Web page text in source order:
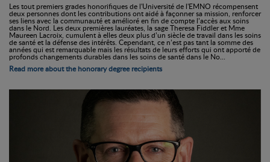
Les tout premiers grades honorifiques de l'Université de l'EMNO récompensent
deux personnes dont les contributions ont aidé à façonner sa mission, renforcer
ses liens avec la communauté et amélioré en fin de compte l’accès aux soins
dans le Nord. Les deux premières lauréates, la sage Theresa Fiddler et Mme
Maureen Lacroix, cumulent à elles deux plus d’un siècle de travail dans les soins
de santé et la défense des intérêts. Cependant, ce n’est pas tant la somme des
années qui est remarquable mais les résultats de leurs efforts qui ont apporté de
profonds changements durables dans les soins de santé dans le No...
Read more about the honorary degree recipients